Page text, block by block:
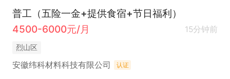
普工（五险一金+提供食宿+节日福利）
4500-6000元/月
15分钟前
烈山区
安徽纬科材料科技有限公司 认证